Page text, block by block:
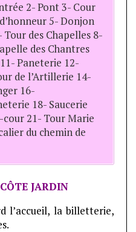
2- Pont 3- Cour
5- Donjon
des Chapelles 8-
des Chantres
Paneterie 12-
de l’Artillerie 14-
16-
18- Saucerie
cour 21- Tour Marie
du chemin de
JARDIN
l’accueil, la billetterie,